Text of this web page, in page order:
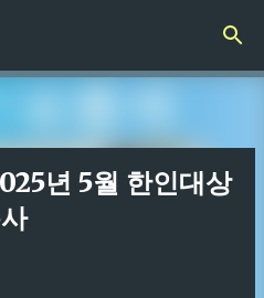
로 건너뛰기
년 5월 한인대상